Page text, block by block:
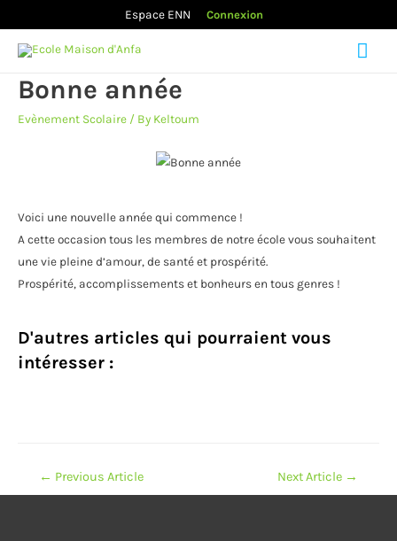
Espace ENN Connexion
Bonne année
Evènement Scolaire / By Keltoum
Voici une nouvelle année qui commence !
A cette occasion tous les membres de notre école vous souhaitent
une vie pleine d’amour, de santé et prospérité.
Prospérité, accomplissements et bonheurs en tous genres !
D'autres articles qui pourraient vous
intéresser :
Navigation
de
← Previous Article Next Article →